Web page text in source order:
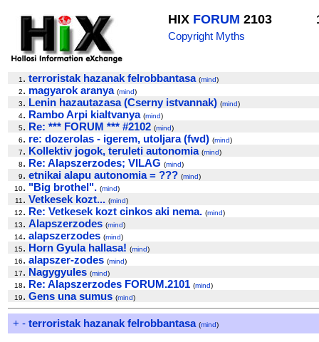
HIX FORUM 2103
Copyright Myths
1 . terroristak hazanak felrobbantasa (mind)
2. magyarok aranya (mind)
3. Lenin hazautazasa (Cserny istvannak) (mind)
4. Rambo Arpi kialtvanya (mind)
5. Re: *** FORUM *** #2102 (mind)
6. re: dozerolas - igerem, utoljara (fwd) (mind)
7. Kollektiv jogok, teruleti autonomia (mind)
8. Re: Alapszerzodes; VILAG (mind)
9. etnikai alapu autonomia = ??? (mind)
10. "Big brothel". (mind)
11 . Vetkesek kozt... (mind)
12. Re: Vetkesek kozt cinkos aki nema. (mind)
13. Alapszerzodes (mind)
14. alapszerzodes (mind)
15. Horn Gyula hallasa! (mind)
16. alapszer-zodes (mind)
17. Nagygyules (mind)
18. Re: Alapszerzodes FORUM.2101 (mind)
19. Gens una sumus (mind)
+ - terroristak hazanak felrobbantasa (mind)